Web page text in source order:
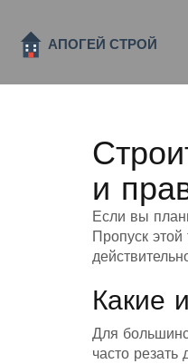
и
Если вы
Пропуск
Какие
Для
часто